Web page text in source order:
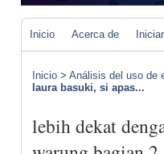
Inicio Acerca de
Inicio > Análisis del uso de
laura basuki, si apas...
lebih dekat